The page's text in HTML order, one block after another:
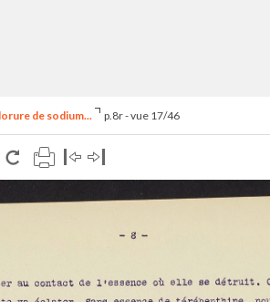
de sodium... p.8r - vue 17/46